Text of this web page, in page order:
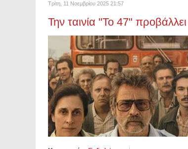
Τρίτη, 11 Νοεμβρίου 2025 21:57
Την ταινία "Το 47"